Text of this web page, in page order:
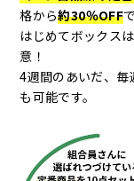
格から約30％OFF
はじめてボックスは
意！
4週間のあいだ、毎
も可能です。